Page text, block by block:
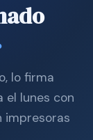
lo firma
el lunes con
impresoras